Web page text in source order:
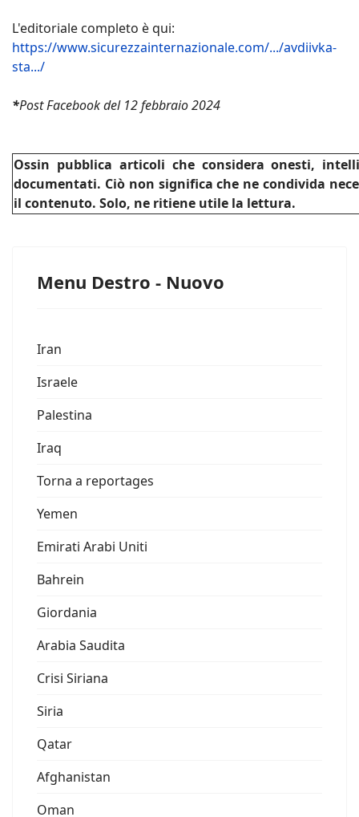
L'editoriale completo è qui:
https://www.sicurezzainternazionale.com/.../avdiivka-
sta.../
*Post Facebook del 12 febbraio 2024
Ossin pubblica articoli che considera onesti,
documentati. Ciò non significa che ne condivida
il contenuto. Solo, ne ritiene utile la lettura.
Menu Destro - Nuovo
Iran
Israele
Palestina
Iraq
Torna a reportages
Yemen
Emirati Arabi Uniti
Bahrein
Giordania
Arabia Saudita
Crisi Siriana
Siria
Qatar
Afghanistan
Oman